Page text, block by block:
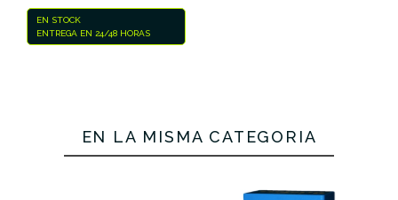
EN STOCK
ENTREGA EN 24/48 HORAS
EN LA MISMA CATEGORÍA